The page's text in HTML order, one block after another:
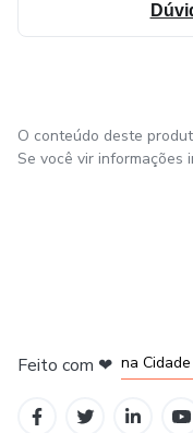
O conteúdo deste
Se você vir informações
Feito com ❤ na